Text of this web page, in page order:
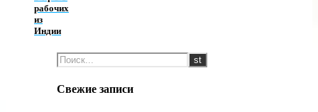
рабочих
из
Индии
Свежие записи